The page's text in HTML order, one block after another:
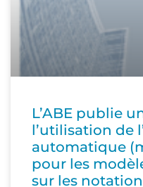
L’ABE publie
l’utilisation de
automatique
pour les
sur les